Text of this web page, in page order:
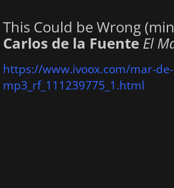
This Could be Wrong
Carlos de la Fuente El
https://www.ivoox.com/mar-
mp3_rf_111239775_1.html